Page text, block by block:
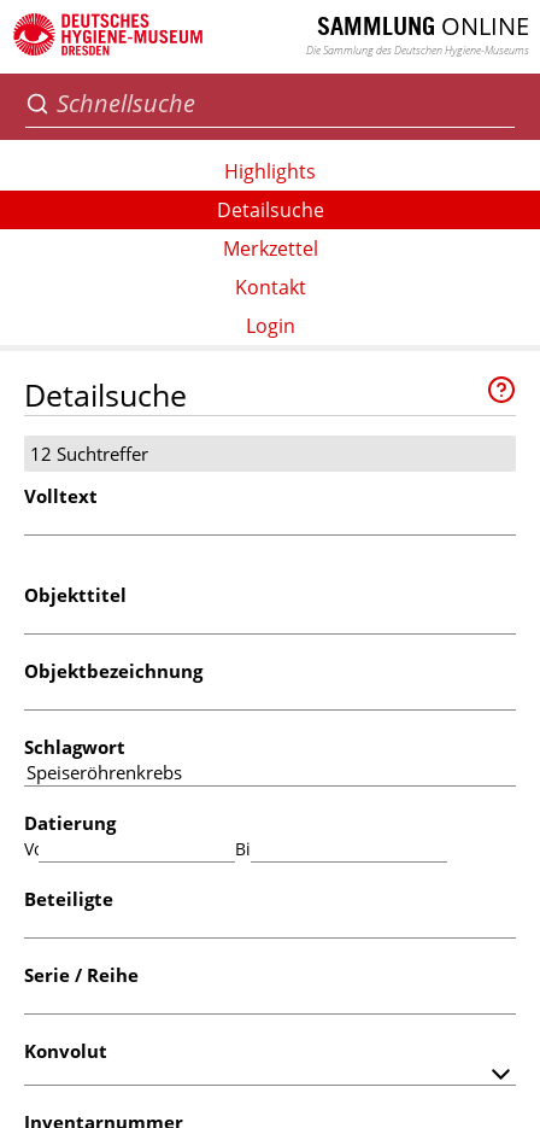
SAMMLUNG ONLINE
Die Sammlung des Deutschen Hygiene-Museums
Highlights
Detailsuche
Merkzettel
Kontakt
Login
Detailsuche
12 Suchtreffer
Volltext
Objekttitel
Objektbezeichnung
Schlagwort
Datierung
Von: Bis:
Beteiligte
Serie / Reihe
Konvolut
Inventarnummer